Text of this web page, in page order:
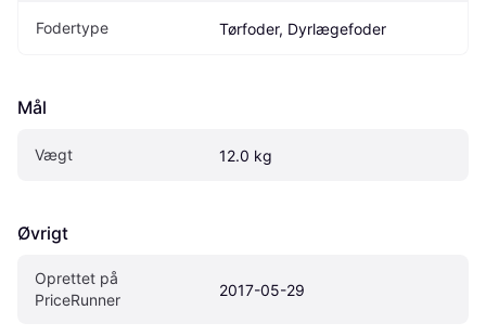
Fodertype Tørfoder, Dyrlægefoder
Mål
Vægt 12.0 kg
Øvrigt
Oprettet på
PriceRunner
2017-05-29